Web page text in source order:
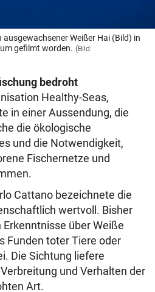
Weißer Hai (Bild) in
gefilmt worden. (Bild:
bedroht
Healthy-Seas,
in einer Aussendung, die
die ökologische
und die Notwendigkeit,
Fischernetze und
Cattano bezeichnete die
wertvoll. Bisher
über Weiße
Funden toter Tiere oder
Die Sichtung liefere
und Verhalten der
Art.